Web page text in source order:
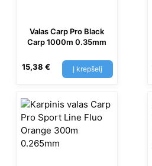
Valas Carp Pro Black
Carp 1000m 0.35mm
15,38 € Į krepšelį